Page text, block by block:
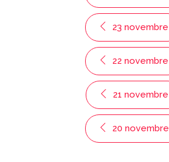
23 novembre
22 novembre
21 novembre
20 novembre